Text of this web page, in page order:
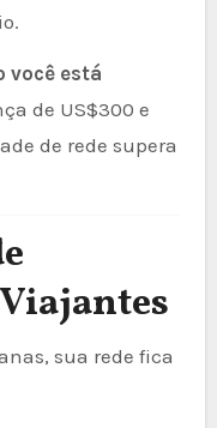
você está
de US$300 e
de rede supera
sua rede fica